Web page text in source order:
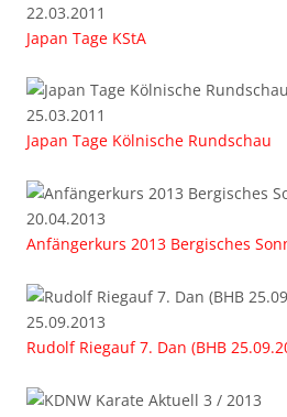
22.03.2011
Japan Tage KStA
25.03.2011
Japan Tage Kölnische Rundschau
20.04.2013
Anfängerkurs 2013 Bergisches
25.09.2013
Rudolf Riegauf 7. Dan (BHB